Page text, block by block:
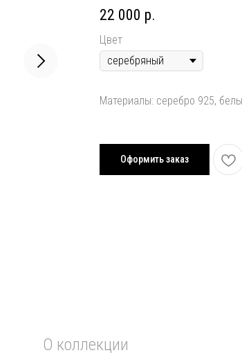
22 000 р.
Цвет
Материалы: серебро 925,
Оформить заказ
О коллекции